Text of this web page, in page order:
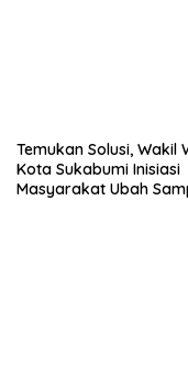
Temukan Solusi, Wakil
Kota Sukabumi Inisiasi
Masyarakat Ubah